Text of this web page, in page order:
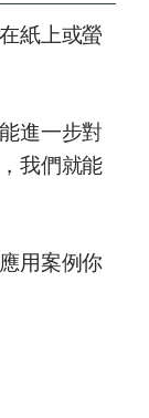
紙上或螢
進一步對
我們就能
用案例你